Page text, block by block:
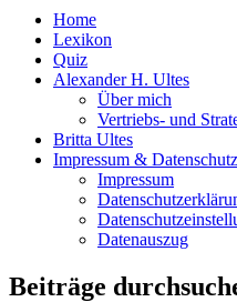
Home
Lexikon
Quiz
Alexander H. Ultes
Über mich
Vertriebs- und
Britta Ultes
Impressum & Datenschutz
Impressum
Datenauszug
Beiträge